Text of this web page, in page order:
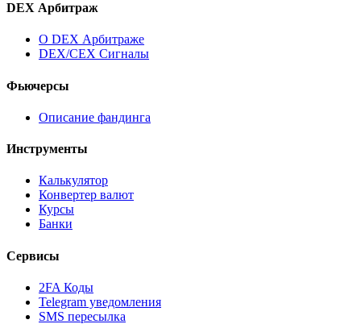
DEX Арбитраж
О DEX Арбитраже
DEX/CEX Сигналы
Фьючерсы
Описание фандинга
Инструменты
Калькулятор
Конвертер валют
Курсы
Банки
Сервисы
2FA Коды
Telegram уведомления
SMS пересылка